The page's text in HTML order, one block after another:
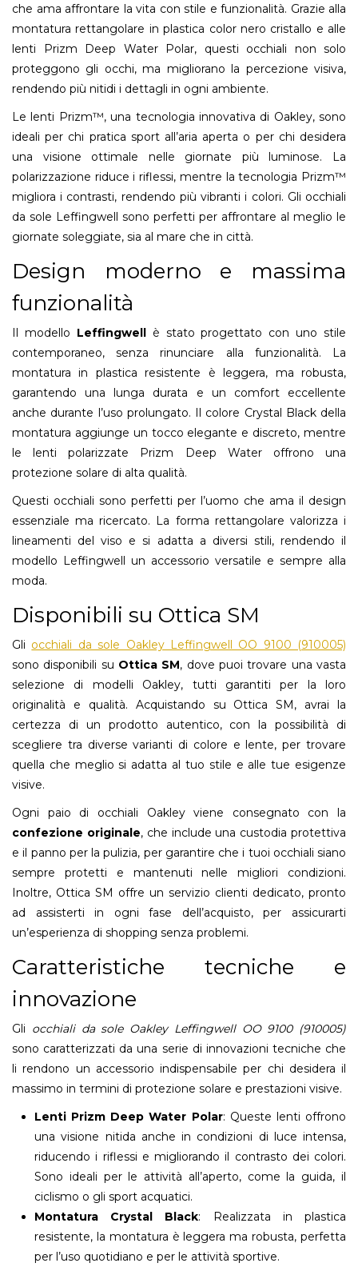
che ama affrontare la vita con stile e funzionalità. Grazie alla
montatura rettangolare in plastica color nero cristallo e alle
lenti Prizm Deep Water Polar, questi occhiali non solo
proteggono gli occhi, ma migliorano la percezione visiva,
rendendo più nitidi i dettagli in ogni ambiente.
Le lenti Prizm™, una tecnologia innovativa di Oakley, sono
ideali per chi pratica sport all’aria aperta o per chi desidera
una visione ottimale nelle giornate più luminose. La
polarizzazione riduce i riflessi, mentre la tecnologia Prizm™
migliora i contrasti, rendendo più vibranti i colori. Gli occhiali
da sole Leffingwell sono perfetti per affrontare al meglio le
giornate soleggiate, sia al mare che in città.
Design moderno e massima
funzionalità
Il modello Leffingwellè stato progettato con uno stile
contemporaneo, senza rinunciare alla funzionalità. La
montatura in plastica resistente è leggera, ma robusta,
garantendo una lunga durata e un comfort eccellente
anche durante l’uso prolungato. Il colore Crystal Black della
montatura aggiunge un tocco elegante e discreto, mentre
le lenti polarizzate Prizm Deep Water offrono una
protezione solare di alta qualità.
Questi occhiali sono perfetti per l’uomo che ama il design
essenziale ma ricercato. La forma rettangolare valorizza i
lineamenti del viso e si adatta a diversi stili, rendendo il
modello Leffingwell un accessorio versatile e sempre alla
moda.
Disponibili su Ottica SM
Gli occhiali da sole Oakley Leffingwell OO 9100 (910005)
sono disponibili su Ottica SM, dove puoi trovare una vasta
selezione di modelli Oakley, tutti garantiti per la loro
originalità e qualità. Acquistando su Ottica SM, avrai la
certezza di un prodotto autentico, con la possibilità di
scegliere tra diverse varianti di colore e lente, per trovare
quella che meglio si adatta al tuo stile e alle tue esigenze
visive.
Ogni paio di occhiali Oakley viene consegnato con la
confezione originale, che include una custodia protettiva
e il panno per la pulizia, per garantire che i tuoi occhiali siano
sempre protetti e mantenuti nelle migliori condizioni.
Inoltre, Ottica SM offre un servizio clienti dedicato, pronto
ad assisterti in ogni fase dell’acquisto, per assicurarti
un’esperienza di shopping senza problemi.
Caratteristiche tecniche e
innovazione
Gli occhiali da sole Oakley Leffingwell OO 9100 (910005)
sono caratterizzati da una serie di innovazioni tecniche che
li rendono un accessorio indispensabile per chi desidera il
massimo in termini di protezione solare e prestazioni visive.
Lenti Prizm Deep Water Polar: Queste lenti offrono
una visione nitida anche in condizioni di luce intensa,
riducendo i riflessi e migliorando il contrasto dei colori.
Sono ideali per le attività all’aperto, come la guida, il
ciclismo o gli sport acquatici.
Montatura Crystal Black: Realizzata in plastica
resistente, la montatura è leggera ma robusta, perfetta
per l’uso quotidiano e per le attività sportive.